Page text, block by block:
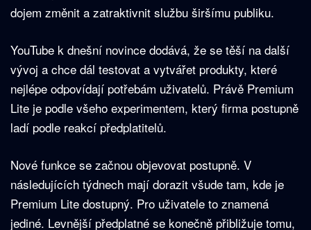
dojem změnit a zatraktivnit službu širšímu publiku.
YouTube k dnešní novince dodává, že se těší na další
vývoj a chce dál testovat a vytvářet produkty, které
nejlépe odpovídají potřebám uživatelů. Právě Premium
Lite je podle všeho experimentem, který firma postupně
ladí podle reakcí předplatitelů.
Nové funkce se začnou objevovat postupně. V
následujících týdnech mají dorazit všude tam, kde je
Premium Lite dostupný. Pro uživatele to znamená
jediné. Levnější předplatné se konečně přibližuje tomu,